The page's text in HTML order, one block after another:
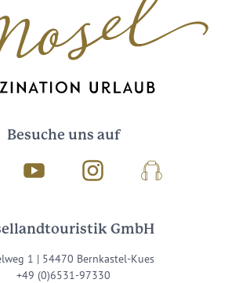
Besuche uns auf
Youtube InstagramPodcast
GmbH
1 | 54470 Bernkastel-Kues
+49 (0)6531-97330